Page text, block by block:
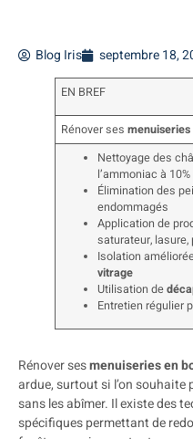
Blog Iris septembre 18,
EN BREF
Rénover sesmenuiseries
Nettoyage des
l’ammoniac à 10%
Élimination des
endommagés
Application de
saturateur,
Isolation
vitrage
Utilisation de
Entretien régulier
Rénover sesmenuiseries en
ardue, surtout si l’on souhaite
sans les abîmer. Il existe des
spécifiques permettant de